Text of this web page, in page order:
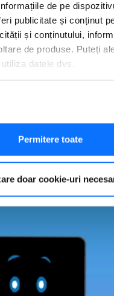
de pe
publicitate și conținut
și conținutului,
de produse. Puteți
datele dvs.
informațiile cu privire la
o exactitate de până la
dispozitivul
configurați-vă preferințele
modifica sau retrage
pentru a personaliza
a analiza traficul pe
a modifica setările
Permitere toate
doar cookie-uri